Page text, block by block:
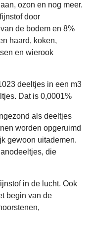
ozon en nog meer.
door
de bodem en 8%
haard, koken,
en wierook
deeltjes in een m3
Dat is 0,0001%
als deeltjes
worden opgeruimd
gewoon uitademen.
die
in de lucht. Ook
begin van de